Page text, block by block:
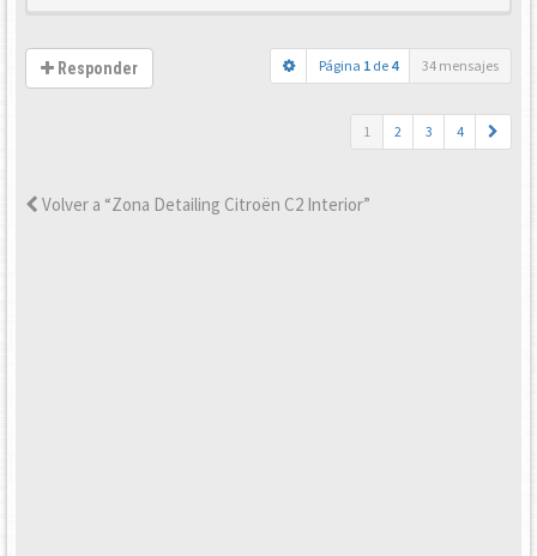
Responder Página 1 de 4 34 mensajes
1 2 3 4
Volver a “Zona Detailing Citroën C2 Interior”